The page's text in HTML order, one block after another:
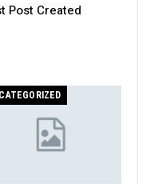
Post Created